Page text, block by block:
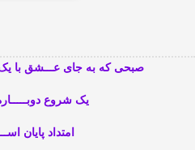
صبحی که به جای عـــشق با
یک شروع
امتداد پایان